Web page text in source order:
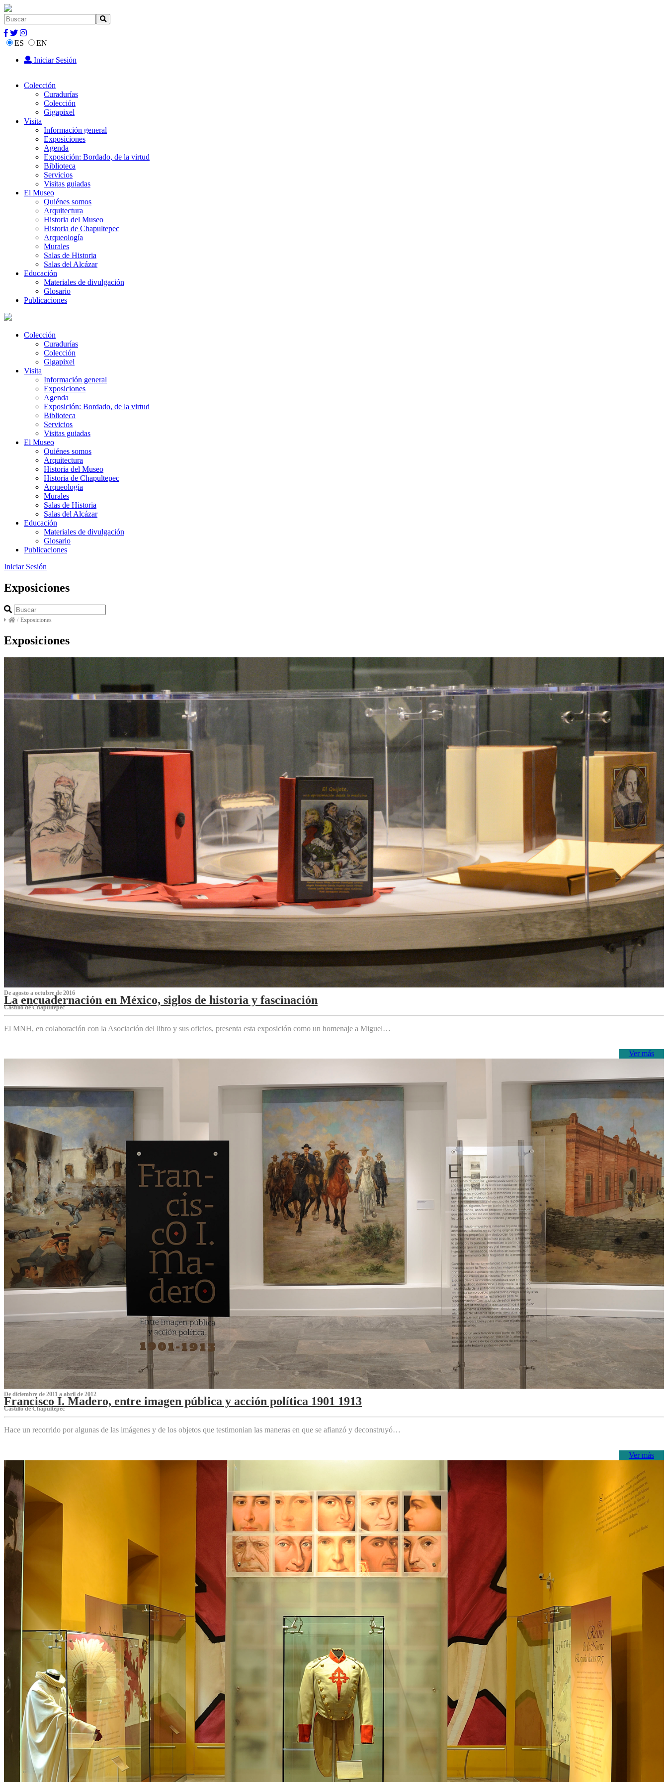
ES
EN
Iniciar Sesión
Colección
Curadurías
Colección
Gigapixel
Visita
Información general
Exposiciones
Agenda
Exposición: Bordado, de la virtud
Biblioteca
Servicios
Visitas guiadas
El Museo
Quiénes somos
Arquitectura
Historia del Museo
Historia de Chapultepec
Arqueología
Murales
Salas de Historia
Salas del Alcázar
Educación
Materiales de divulgación
Glosario
Publicaciones
Colección
Curadurías
Colección
Gigapixel
Visita
Información general
Exposiciones
Agenda
Exposición: Bordado, de la virtud
Biblioteca
Servicios
Visitas guiadas
El Museo
Quiénes somos
Arquitectura
Historia del Museo
Historia de Chapultepec
Arqueología
Murales
Salas de Historia
Salas del Alcázar
Educación
Materiales de divulgación
Glosario
Publicaciones
Iniciar Sesión
Exposiciones
/ Exposiciones
Exposiciones
De agosto a octubre de 2016
La encuadernación en México, siglos de historia y fascinación
Castillo de Chapultepec
El MNH, en colaboración con la Asociación del libro y sus oficios, presenta esta exposición como un homenaje a Miguel…
Ver más
De diciembre de 2011 a abril de 2012
Francisco I. Madero, entre imagen pública y acción política 1901 1913
Castillo de Chapultepec
Hace un recorrido por algunas de las imágenes y de los objetos que testimonian las maneras en que se afianzó y deconstruyó…
Ver más